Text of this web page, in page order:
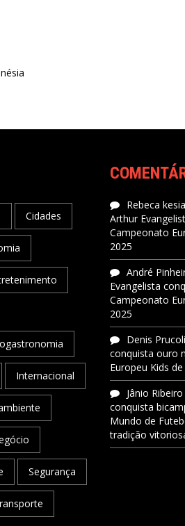
Cidades
Internacional
Segurança
Rebeca
Arthur
Campeonato
2025
André
Evangelista
Campeonato
2025
Denis Prucoli
conquista ouro
Europeu Kids de
Jânio
conquista
Mundo de
tradição